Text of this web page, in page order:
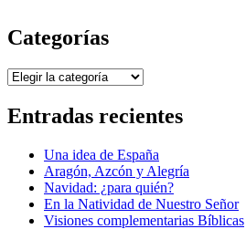
Categorías
Categorías
Entradas recientes
Una idea de España
Aragón, Azcón y Alegría
Navidad: ¿para quién?
En la Natividad de Nuestro Señor
Visiones complementarias Bíblicas